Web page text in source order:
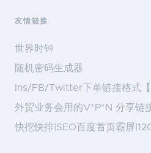
友情链接
世界时钟
随机密码生成器
Ins/FB/Twitter下单链接格式【
外贸业务会用的V*P*N 分享链
快挖快排|SEO百度首页霸屏